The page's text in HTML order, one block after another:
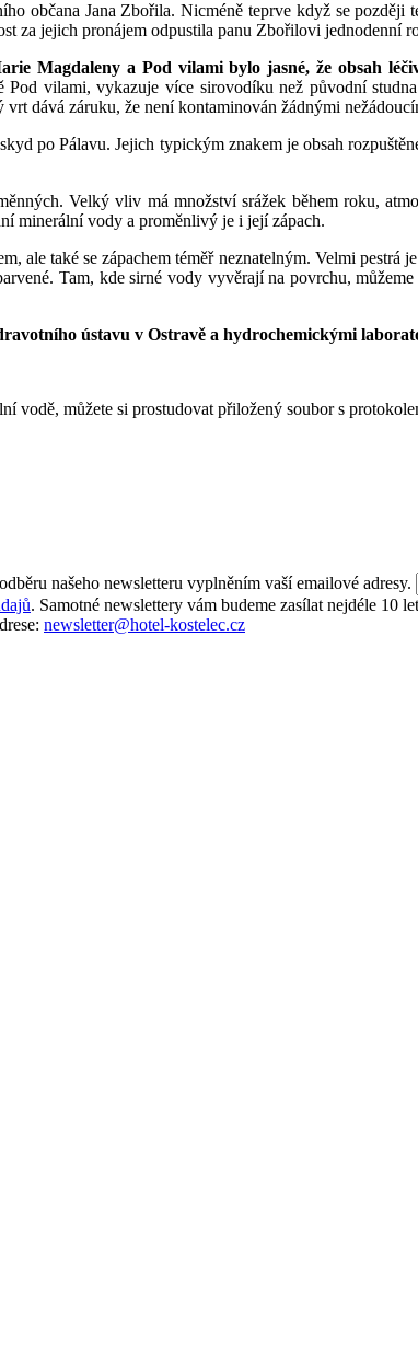
občana Jana Zbořila. Nicméně teprve když se
za jejich pronájem odpustila panu Zbořilovi jednodenní
Magdaleny a Pod vilami bylo jasné, že obsah
vilami, vykazuje více sirovodíku než původní
dává záruku, že není kontaminován žádnými
po Pálavu. Jejich typickým znakem je obsah
Velký vliv má množství srážek během roku,
minerální vody a proměnlivý je i její zápach.
ale také se zápachem téměř neznatelným. Velmi
Tam, kde sirné vody vyvěrají na povrchu,
ústavu v Ostravě a hydrochemickými
vodě, můžete si prostudovat přiložený soubor s
našeho newsletteru vyplněním vaší emailové adresy.
. Samotné newslettery vám budeme zasílat nejdéle 10
newsletter@hotel-kostelec.cz